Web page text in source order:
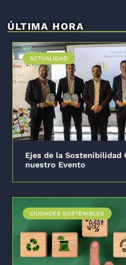
ÚLTIMA HORA
ACTUALIDAD
Ejes de la Sostenibilidad
nuestro Evento
CIUDADES SOSTENIBLES